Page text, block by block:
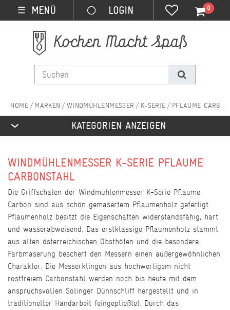
☰ MENÜ 0
MARKEN WINDMÜHLENMESSER K-SERIE PFLAUME CARBON
KATEGORIEN ANZEIGEN
WINDMÜHLENMESSER K-SERIE PFLAUME
CARBONSTAHL
Die Griffschalen der Windmühlenmesser K-Serie Pflaume
Carbon sind aus schön gemasertem Pflaumenholz gefertigt.
Pflaumenholz besitzt die Eigenschaften widerstandsfähig, hart
und wasserabweisend. Das erstklassige Pflaumenholz stammt
aus alten österreichischen Obsthöfen und die besondere
Farbmaserung beschert den Messern einen außergewöhnlichen
Charakter. Die Messerklingen aus hochwertigem nicht
rostfreiem Carbonstahl werden noch bis heute mit dem
anspruchsvollen Solinger Dünnschliff hergestellt und in
traditioneller Handarbeit feingepließtet. Durch das